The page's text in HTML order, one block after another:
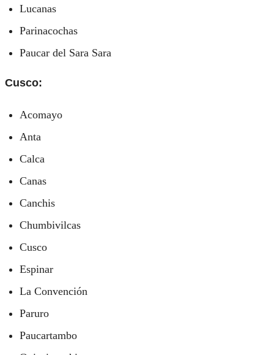
Lucanas
Parinacochas
Paucar del Sara Sara
Cusco:
Acomayo
Anta
Calca
Canas
Canchis
Chumbivilcas
Cusco
Espinar
La Convención
Paruro
Paucartambo